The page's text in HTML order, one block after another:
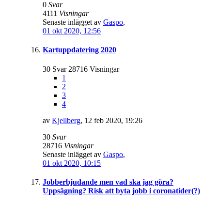
0 Svar
4111 Visningar
Senaste inlägget av Gaspo,
01 okt 2020, 12:56
Kartuppdatering 2020
30 Svar 28716 Visningar
1
2
3
4
av Kjellberg, 12 feb 2020, 19:26
30 Svar
28716 Visningar
Senaste inlägget av Gaspo,
01 okt 2020, 10:15
Jobberbjudande men vad ska jag göra?
Uppsägning? Risk att byta jobb i coronatider(?)